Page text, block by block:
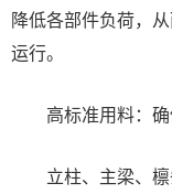
降低各部件负荷，
运行。
高标准用料：
立柱、主梁、